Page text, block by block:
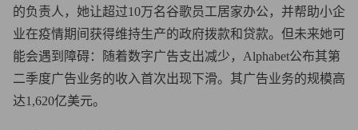
的负责人，她让超过10万名谷歌员工居家办公，并帮助小企
业在疫情期间获得维持生产的政府拨款和贷款。但未来她可
能会遇到障碍：随着数字广告支出减少，Alphabet公布其第
二季度广告业务的收入首次出现下滑。其广告业务的规模高
达1,620亿美元。